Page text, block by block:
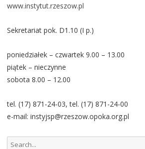
www.instytut.rzeszow.pl
Sekretariat pok. D1.10 (I p.)
poniedziałek – czwartek 9.00 – 13.00
piątek – nieczynne
sobota 8.00 – 12.00
tel. (17) 871-24-03, tel. (17) 871-24-00
e-mail: instyjsp@rzeszow.opoka.org.pl
Search